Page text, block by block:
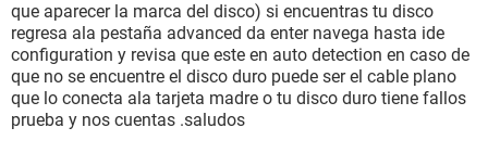
que aparecer la marca del disco) si encuentras tu disco
regresa ala pestaña advanced da enter navega hasta ide
configuration y revisa que este en auto detection en caso de
que no se encuentre el disco duro puede ser el cable plano
que lo conecta ala tarjeta madre o tu disco duro tiene fallos
prueba y nos cuentas .saludos